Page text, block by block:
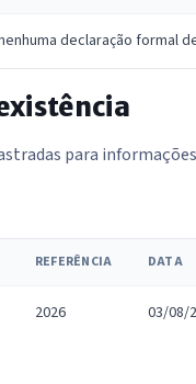
declaração formal
para informações
REFERÊNCIA DATA
2026 03/08/